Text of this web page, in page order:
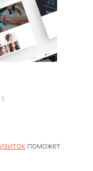
поможет